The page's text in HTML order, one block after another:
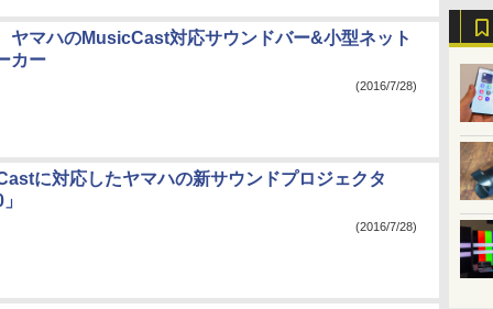
ヤマハのMusicCast対応サウンドバー&小型ネット
カー
(2016/7/28)
に対応したヤマハの新サウンドプロジェクタ
(2016/7/28)